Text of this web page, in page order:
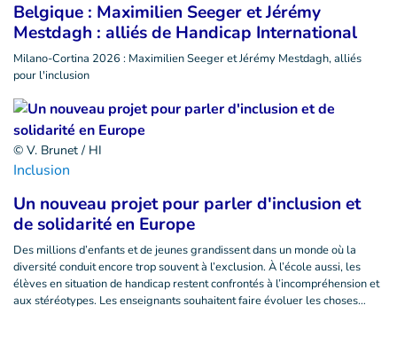
Belgique : Maximilien Seeger et Jérémy
Mestdagh : alliés de Handicap International
Milano-Cortina 2026 : Maximilien Seeger et Jérémy Mestdagh, alliés
pour l'inclusion
© V. Brunet / HI
Inclusion
Un nouveau projet pour parler d'inclusion et
de solidarité en Europe
Des millions d’enfants et de jeunes grandissent dans un monde où la
diversité conduit encore trop souvent à l’exclusion. À l’école aussi, les
élèves en situation de handicap restent confrontés à l’incompréhension et
aux stéréotypes. Les enseignants souhaitent faire évoluer les choses…